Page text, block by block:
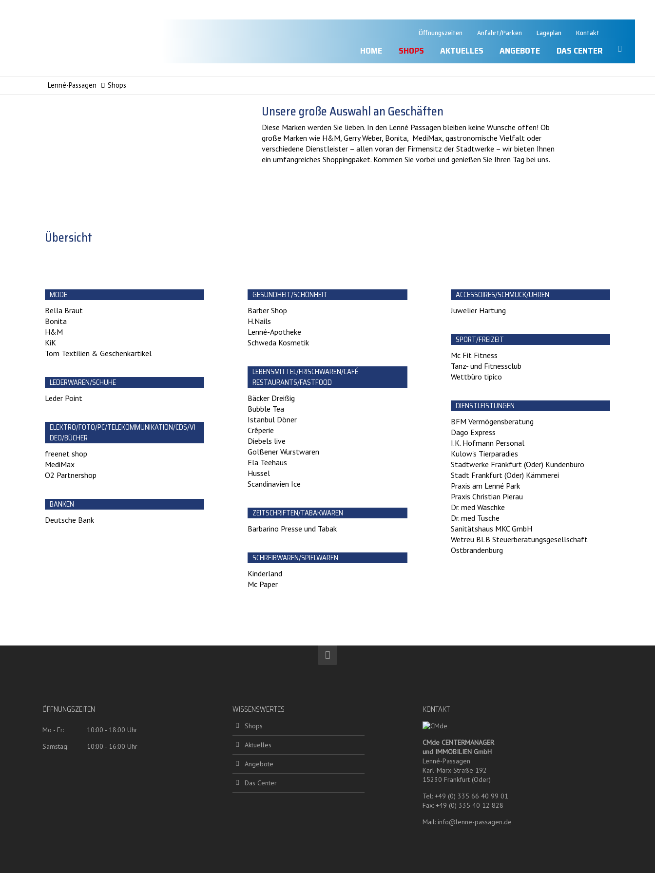
Öffnungszeiten Anfahrt/Parken Lageplan Kontakt
HOME SHOPS AKTUELLES ANGEBOTE DAS CENTER
Lenné-Passagen Shops
Unsere große Auswahl an Geschäften
Diese Marken werden Sie lieben. In den Lenné Passagen bleiben keine Wünsche offen! Ob
große Marken wie H&M, Gerry Weber, Bonita, MediMax, gastronomische Vielfalt oder
verschiedene Dienstleister – allen voran der Firmensitz der Stadtwerke – wir bieten Ihnen
ein umfangreiches Shoppingpaket. Kommen Sie vorbei und genießen Sie Ihren Tag bei uns.
Übersicht
MODE
Bella Braut
Bonita
H&M
KiK
Tom Textilien & Geschenkartikel
LEDERWAREN/SCHUHE
Leder Point
ELEKTRO/FOTO/PC/TELEKOMMUNIKATION/CDS/VI
DEO/BÜCHER
freenet shop
MediMax
O2 Partnershop
BANKEN
Deutsche Bank
GESUNDHEIT/SCHÖNHEIT
Barber Shop
H.Nails
Lenné-Apotheke
Schweda Kosmetik
LEBENSMITTEL/FRISCHWAREN/CAFÉ
RESTAURANTS/FASTFOOD
Bäcker Dreißig
Bubble Tea
Istanbul Döner
Crêperie
Diebels live
Golßener Wurstwaren
Ela Teehaus
Hussel
Scandinavien Ice
ZEITSCHRIFTEN/TABAKWAREN
Barbarino Presse und Tabak
SCHREIBWAREN/SPIELWAREN
Kinderland
Mc Paper
ACCESSOIRES/SCHMUCK/UHREN
Juwelier Hartung
SPORT/FREIZEIT
Mc Fit Fitness
Tanz- und Fitnessclub
Wettbüro tipico
DIENSTLEISTUNGEN
BFM Vermögensberatung
Dago Express
I.K. Hofmann Personal
Kulow's Tierparadies
Stadtwerke Frankfurt (Oder) Kundenbüro
Stadt Frankfurt (Oder) Kämmerei
Praxis am Lenné Park
Praxis Christian Pierau
Dr. med Waschke
Dr. med Tusche
Sanitätshaus MKC GmbH
Wetreu BLB Steuerberatungsgesellschaft
Ostbrandenburg
ÖFFNUNGSZEITEN
Mo - Fr:
10:00 - 18:00 Uhr
Samstag:
10:00 - 16:00 Uhr
WISSENSWERTES
Shops
Aktuelles
Angebote
Das Center
KONTAKT
CMde CENTERMANAGER
und IMMOBILIEN GmbH
Lenné-Passagen
Karl-Marx-Straße 192
15230 Frankfurt (Oder)
Tel: +49 (0) 335 66 40 99 01
Fax: +49 (0) 335 40 12 828
Mail: info@lenne-passagen.de